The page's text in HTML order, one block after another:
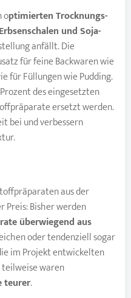
optimierten Trocknungs-
und Soja-
anfällt. Die
für feine Backwaren wie
für Füllungen wie Pudding.
des eingesetzten
ersetzt werden.
bei und verbessern
aus der
Preis: Bisher werden
überwiegend aus
oder tendenziell sogar
im Projekt entwickelten
waren
teurer.